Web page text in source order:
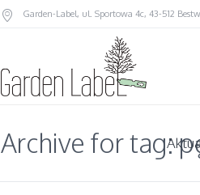
Garden-Label, ul. Sportowa 4c, 43-512
Archive for tag: